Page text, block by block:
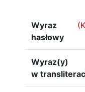
Wyraz
hasłowy
Wyraz(y)
w